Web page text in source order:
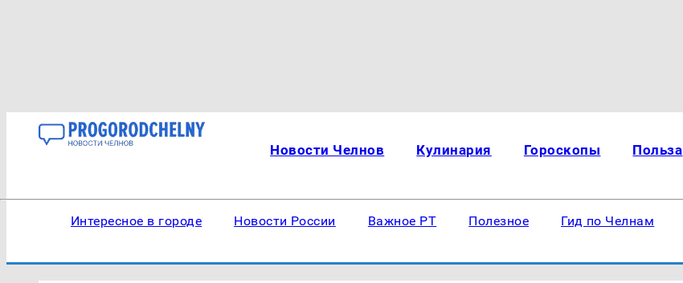
Новости Челнов Кулинария Гороскопы Польза
Интересное в городе Новости России Важное РТ Полезное Гид по Челнам